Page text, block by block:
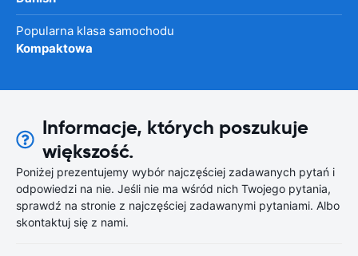
Popularna klasa samochodu
Kompaktowa
Informacje, których poszukuje
większość.
Poniżej prezentujemy wybór najczęściej zadawanych pytań i
odpowiedzi na nie. Jeśli nie ma wśród nich Twojego pytania,
sprawdź na stronie z najczęściej zadawanymi pytaniami. Albo
skontaktuj się z nami.